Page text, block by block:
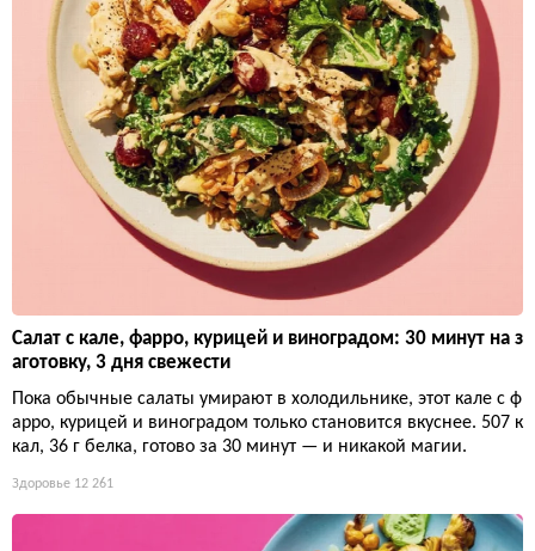
Салат с кале, фарро, курицей и виноградом: 30 минут на з
аготовку, 3 дня свежести
Пока обычные салаты умирают в холодильнике, этот кале с ф
арро, курицей и виноградом только становится вкуснее. 507 к
кал, 36 г белка, готово за 30 минут — и никакой магии.
Здоровье 12 261